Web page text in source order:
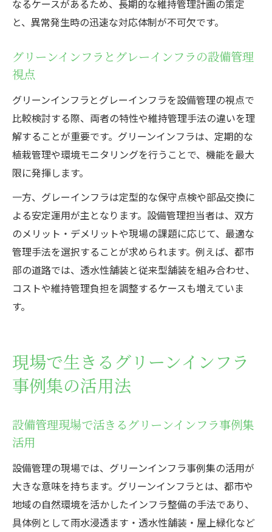
なるケースがあるため、長期的な維持管理計画の策定
と、異常発生時の迅速な対応体制が不可欠です。
グリーンインフラとグレーインフラの設備管理
視点
グリーンインフラとグレーインフラを設備管理の視点で
比較検討する際、両者の特性や維持管理手法の違いを理
解することが重要です。グリーンインフラは、定期的な
植栽管理や環境モニタリングを行うことで、機能を最大
限に発揮します。
一方、グレーインフラは定型的な保守点検や部品交換に
よる安定運用が主となります。設備管理担当者は、双方
のメリット・デメリットや現場の課題に応じて、最適な
管理手法を選択することが求められます。例えば、都市
部の道路では、透水性舗装と従来型舗装を組み合わせ、
コストや維持管理負担を調整するケースも増えていま
す。
現場で生きるグリーンインフラ
事例集の活用法
設備管理現場で活きるグリーンインフラ事例集
活用
設備管理の現場では、グリーンインフラ事例集の活用が
大きな意味を持ちます。グリーンインフラとは、都市や
地域の自然環境を活かしたインフラ整備の手法であり、
具体例として雨水浸透ます・透水性舗装・屋上緑化など